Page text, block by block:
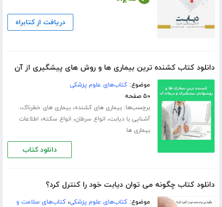
دریافت از کتابراه
دانلود کتاب کشنده ترین بیماری ها و روش های پیشگیری از آن
موضوع:کتاب‌های علوم پزشکی
۵۰ صفحه
برچسب‌ها:بیماری های کشنده،بیماری های خطرناک،
آشنایی با دیابت، انواع سرطان، انواع سکته، اطلاعات
بیماری ها
دانلود کتاب
دانلود کتاب چگونه می توان دیابت خود را کنترل کرد؟
موضوع:کتاب‌های علوم پزشکی،کتاب‌های سلامت و